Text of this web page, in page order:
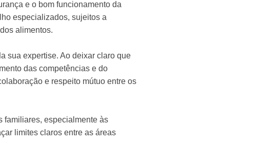
e o bom funcionamento da
especializados, sujeitos a
alimentos.
sua expertise. Ao deixar claro que
das competências e do
e respeito mútuo entre os
familiares, especialmente às
limites claros entre as áreas